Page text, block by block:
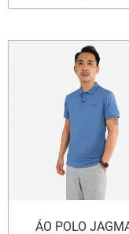
ÁO POLO